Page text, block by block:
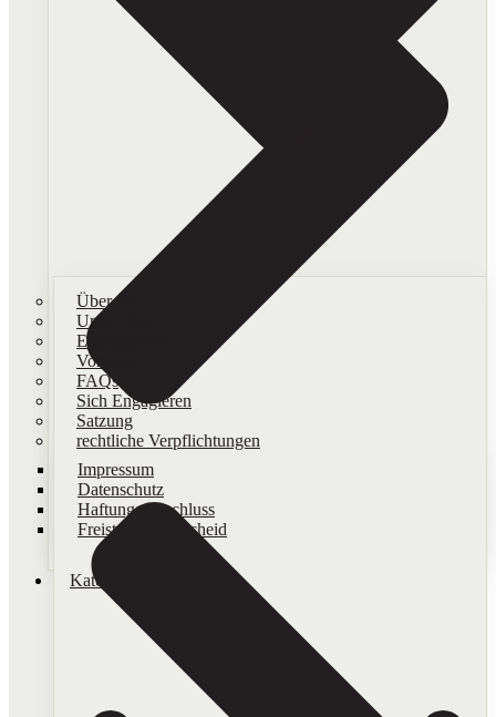
Impressum
Datenschutz
Haftungsausschluss
Freistellungsbescheid
Kategorien
Über uns
Unser Ziel
Engelsgarten
Vorstand
FAQs
Sich Engagieren
Satzung
rechtliche Verpflichtungen